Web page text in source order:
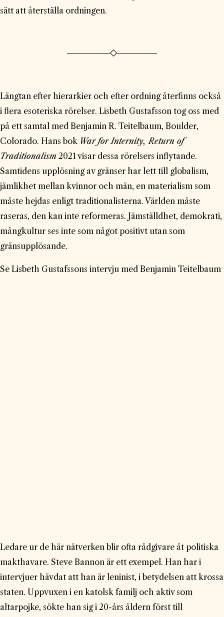
sätt att återställa ordningen.
Längtan efter hierarkier och efter ordning återfinns också
i flera esoteriska rörelser. Lisbeth Gustafsson tog oss med
på ett samtal med Benjamin R. Teitelbaum, Boulder,
Colorado. Hans bok War for Internity, Return of
Traditionalism 2021 visar dessa rörelsers inflytande.
Samtidens upplösning av gränser har lett till globalism,
jämlikhet mellan kvinnor och män, en materialism som
måste hejdas enligt traditionalisterna. Världen måste
raseras, den kan inte reformeras. Jämställdhet, demokrati,
mångkultur ses inte som något positivt utan som
gränsupplösande.
Se Lisbeth Gustafssons intervju med Benjamin Teitelbaum
Ledare ur de här nätverken blir ofta rådgivare åt politiska
makthavare. Steve Bannon är ett exempel. Han har i
intervjuer hävdat att han är leninist, i betydelsen att krossa
staten. Uppvuxen i en katolsk familj och aktiv som
altarpojke, sökte han sig i 20-års åldern först till